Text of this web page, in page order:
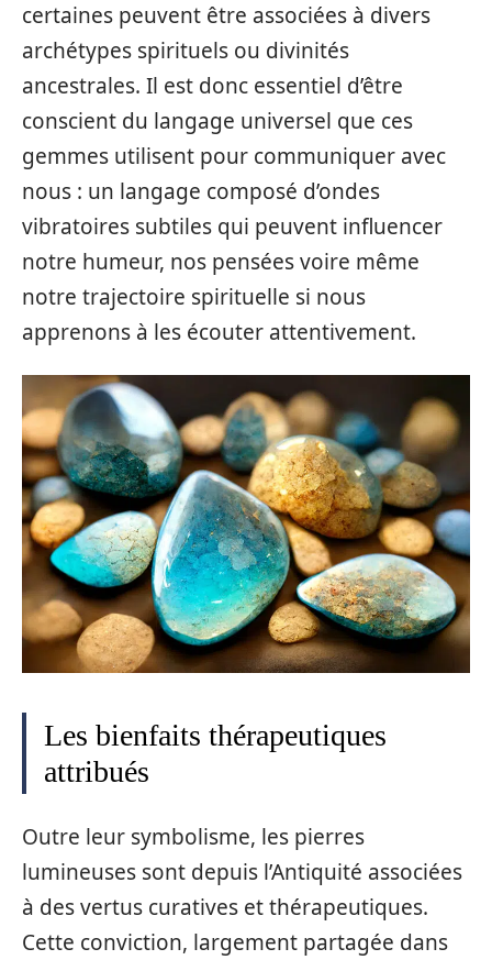
certaines peuvent être associées à divers
archétypes spirituels ou divinités
ancestrales. Il est donc essentiel d’être
conscient du langage universel que ces
gemmes utilisent pour communiquer avec
nous : un langage composé d’ondes
vibratoires subtiles qui peuvent influencer
notre humeur, nos pensées voire même
notre trajectoire spirituelle si nous
apprenons à les écouter attentivement.
Les bienfaits thérapeutiques
attribués
Outre leur symbolisme, les pierres
lumineuses sont depuis l’Antiquité associées
à des vertus curatives et thérapeutiques.
Cette conviction, largement partagée dans